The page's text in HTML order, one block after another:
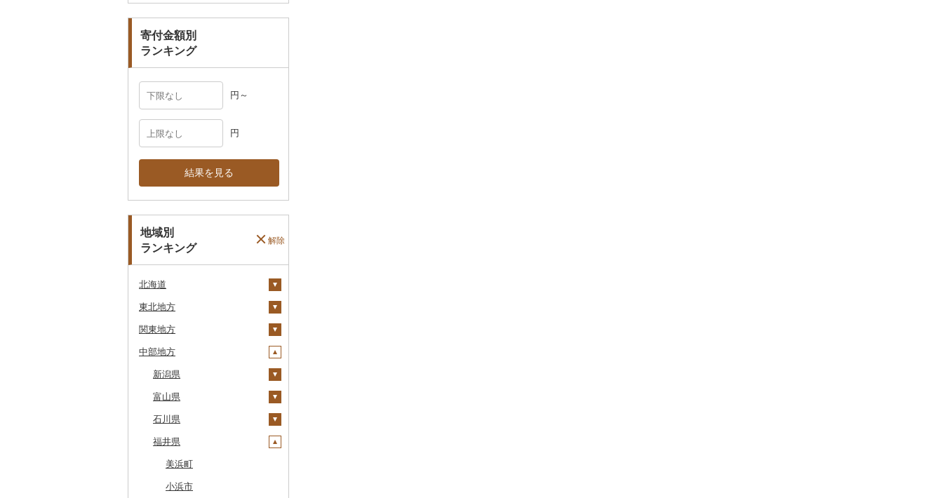
その他雑貨
寄付金額別
ランキング
円～
円
結果を見る
地域別
ランキング
解除
北海道
安平町
八雲町
鹿部町
江差町
白老町
せたな町
旭川市
森町
稚内市
東北地方
青森県
十和田市
大鰐町
南部町
五戸町
藤崎町
六ヶ所村
東北町
岩手県
宮古市
軽米町
岩手町
矢巾町
釜石市
野田村
宮城県
柴田町
色麻町
丸森町
大衡村
加美町
秋田県
大潟村
横手市
能代市
小坂町
山形県
村山市
尾花沢市
上山市
福島県
天栄村
広野町
関東地方
茨城県
土浦市
取手市
つくば市
稲敷市
潮来市
五霞町
栃木県
那須塩原市
市貝町
塩谷町
上三川町
佐野市
群馬県
榛東村
下仁田町
玉村町
安中市
埼玉県
春日部市
蕨市
戸田市
千葉県
勝浦市
袖ケ浦市
東京都
八王子市
神奈川県
中部地方
新潟県
十日町市
弥彦村
阿賀町
出雲崎町
魚沼市
富山県
射水市
氷見市
朝日町
高岡市
石川県
羽咋市
七尾市
白山市
福井県
美浜町
小浜市